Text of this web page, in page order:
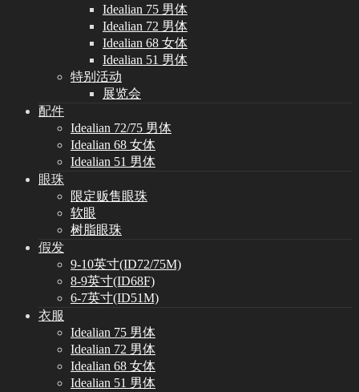
Idealian 75 男体
Idealian 72 男体
Idealian 68 女体
Idealian 51 男体
特别活动
展览会
配件
Idealian 72/75 男体
Idealian 68 女体
Idealian 51 男体
眼珠
限定贩售眼珠
软眼
树脂眼珠
假发
9-10英寸(ID72/75M)
8-9英寸(ID68F)
6-7英寸(ID51M)
衣服
Idealian 75 男体
Idealian 72 男体
Idealian 68 女体
Idealian 51 男体